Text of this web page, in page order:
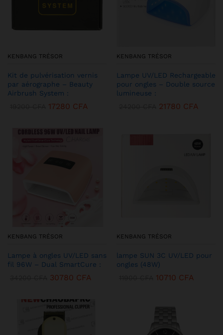
KENBANG TRÉSOR
Kit de pulvérisation vernis
par aérographe – Beauty
Airbrush System :
17280 CFA
KENBANG TRÉSOR
Lampe UV/LED Rechargeable
pour ongles – Double source
lumineuse :
21780 CFA
KENBANG TRÉSOR
Lampe à ongles UV/LED sans
fil 96W – Dual SmartCure :
30780 CFA
KENBANG TRÉSOR
lampe SUN 3C UV/LED pour
ongles (48W)
10710 CFA